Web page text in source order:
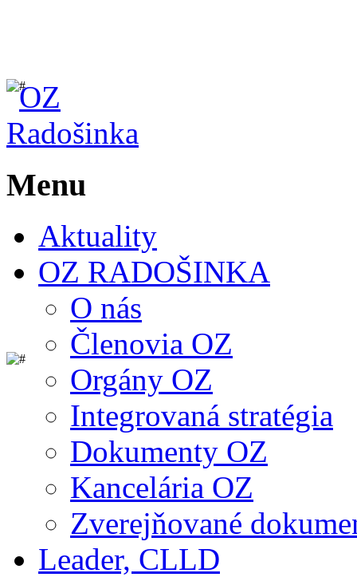
Menu
Aktuality
OZ RADOŠINKA
O nás
Členovia OZ
Orgány OZ
Integrovaná stratégia
Dokumenty OZ
Kancelária OZ
Zverejňované
Leader, CLLD